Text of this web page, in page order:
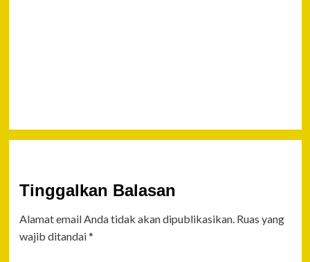
Tinggalkan Balasan
Alamat email Anda tidak akan dipublikasikan. Ruas yang
wajib ditandai*